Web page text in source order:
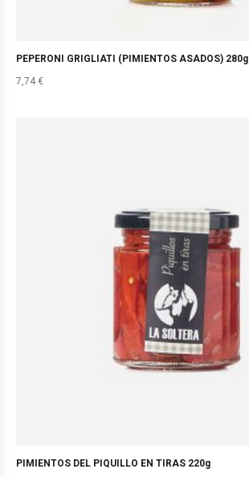
PEPERONI GRIGLIATI (PIMIENTOS ASADOS) 280g
7,74 €
PIMIENTOS DEL PIQUILLO EN TIRAS 220g